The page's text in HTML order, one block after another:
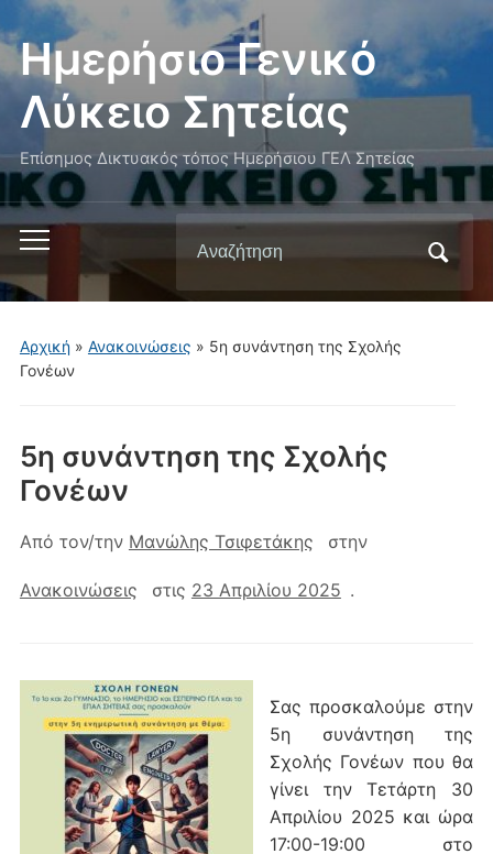
Ημερήσιο Γενικό
Λύκειο Σητείας
Επίσημος Δικτυακός τόπος Ημερήσιου ΓΕΛ Σητείας
Εναλλαγή
του
μενού
για
κινητά
Αναζήτηση
για:
Αρχική» Ανακοινώσεις » 5η συνάντηση της Σχολής
Γονέων
5η συνάντηση της Σχολής
Γονέων
Από τον/την Μανώλης Τσιφετάκης στην
Ανακοινώσεις στις 23 Απριλίου 2025 .
Σας προσκαλούμε στην
5η συνάντηση της
Σχολής Γονέων που θα
γίνει την Τετάρτη 30
Απριλίου 2025 και ώρα
17:00-19:00 στο